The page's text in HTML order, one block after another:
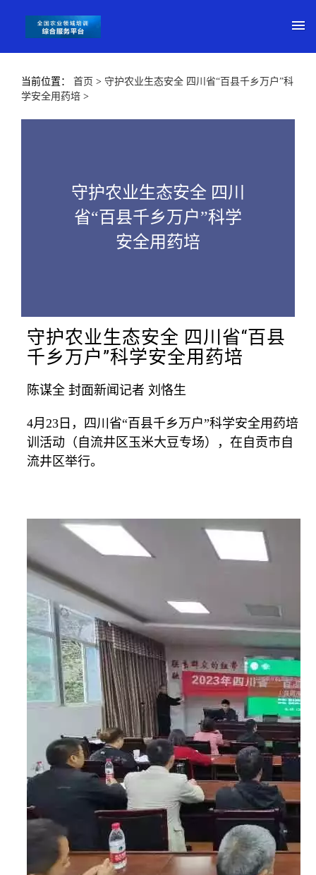
当前位置： 首页 > 守护农业生态安全 四川省“百县千乡万户”科
学安全用药培 >
守护农业生态安全 四川
省“百县千乡万户”科学
安全用药培
守护农业生态安全 四川省“百县
千乡万户”科学安全用药培
陈谋全 封面新闻记者 刘恪生
4月23日，四川省“百县千乡万户”科学安全用药培
训活动（自流井区玉米大豆专场），在自贡市自
流井区举行。